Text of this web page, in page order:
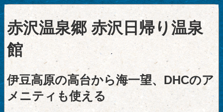
赤沢温泉郷 赤沢日帰り温泉
館
伊豆高原の高台から海一望、DHCのア
メニティも使える